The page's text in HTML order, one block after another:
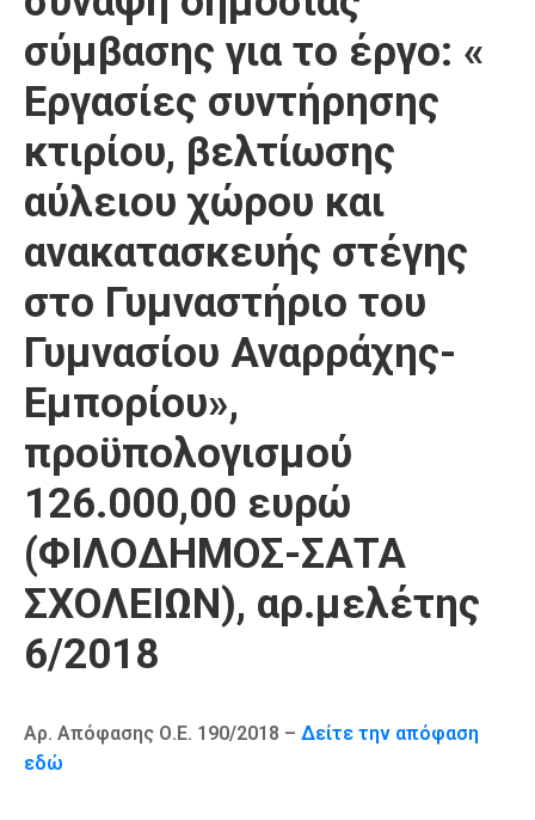
σύμβασης για το έργο: «
Εργασίες συντήρησης
κτιρίου, βελτίωσης
αύλειου χώρου και
ανακατασκευής στέγης
στο Γυμναστήριο του
Γυμνασίου Αναρράχης-
Εμπορίου»,
προϋπολογισμού
126.000,00 ευρώ
(ΦΙΛΟΔΗΜΟΣ-ΣΑΤΑ
ΣΧΟΛΕΙΩΝ), αρ.μελέτης
6/2018
Αρ. Απόφασης Ο.Ε. 190/2018 – Δείτε την απόφαση
εδώ